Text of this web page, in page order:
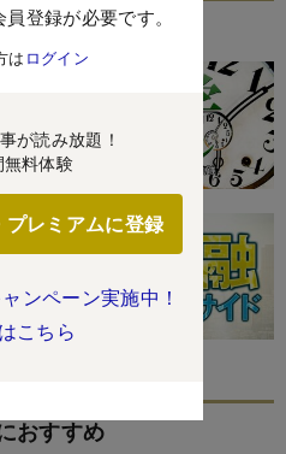
登録が必要です。
は ログイン
が読み放題！
料体験
プレミアムに登録
ンペーン実施中！
こちら
集
おすすめ